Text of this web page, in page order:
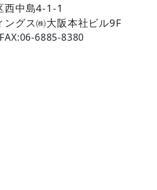
西中島4-1-1
ングス㈱大阪本社ビル9F
6885-8380